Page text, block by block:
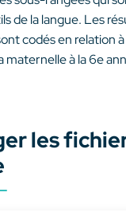
de la langue. Les
codés en relation
maternelle à la 6e
les